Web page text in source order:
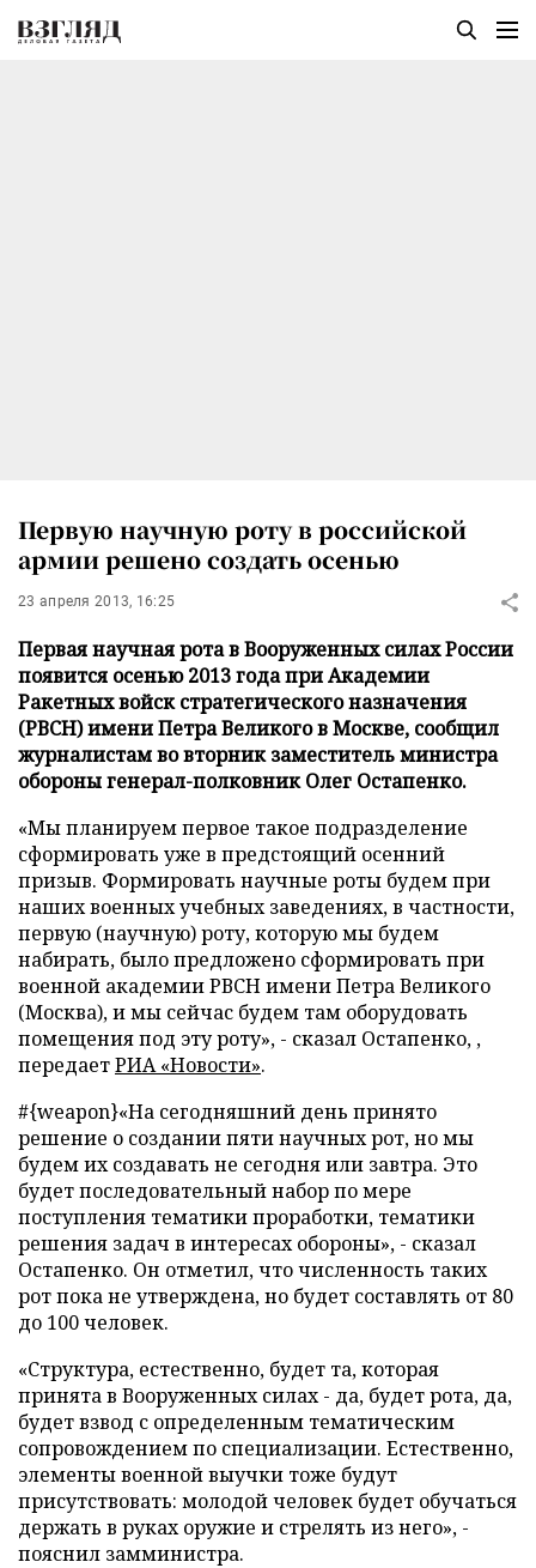
Первую научную роту в российской
армии решено создать осенью
23 апреля 2013, 16:25
Первая научная рота в Вооруженных силах России
появится осенью 2013 года при Академии
Ракетных войск стратегического назначения
(РВСН) имени Петра Великого в Москве, сообщил
журналистам во вторник заместитель министра
обороны генерал-полковник Олег Остапенко.
«Мы планируем первое такое подразделение
сформировать уже в предстоящий осенний
призыв. Формировать научные роты будем при
наших военных учебных заведениях, в частности,
первую (научную) роту, которую мы будем
набирать, было предложено сформировать при
военной академии РВСН имени Петра Великого
(Москва), и мы сейчас будем там оборудовать
помещения под эту роту», - сказал Остапенко, ,
передаетРИА «Новости».
#{weapon}«На сегодняшний день принято
решение о создании пяти научных рот, но мы
будем их создавать не сегодня или завтра. Это
будет последовательный набор по мере
поступления тематики проработки, тематики
решения задач в интересах обороны», - сказал
Остапенко. Он отметил, что численность таких
рот пока не утверждена, но будет составлять от 80
до 100 человек.
«Структура, естественно, будет та, которая
принята в Вооруженных силах - да, будет рота, да,
будет взвод с определенным тематическим
сопровождением по специализации. Естественно,
элементы военной выучки тоже будут
присутствовать: молодой человек будет обучаться
держать в руках оружие и стрелять из него», -
пояснил замминистра.